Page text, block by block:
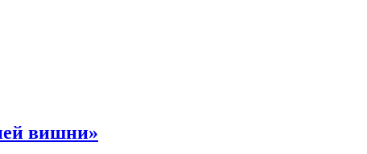
вишни»